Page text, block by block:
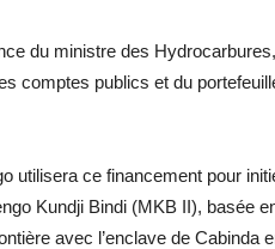
du ministre des
comptes publics et du
utilisera ce financement pour
Kundji Bindi (MKB II), basée
avec l’enclave de Cabinda